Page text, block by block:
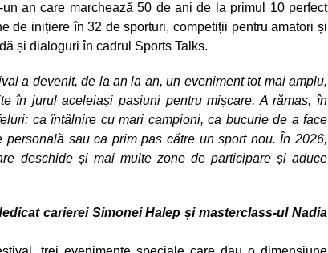
an care marchează 50 de ani de la primul 10 perfect
de inițiere în 32 de sporturi, competiții pentru amatori și
și dialoguri în cadrul Sports Talks.
a devenit, de la an la an, un eveniment tot mai amplu,
în jurul aceleiași pasiuni pentru mișcare. A rămas, în
ca întâlnire cu mari campioni, ca bucurie de a face
sau ca prim pas către un sport nou. În 2026,
deschide și mai multe zone de participare și aduce
carierei Simonei Halep și masterclass-ul Nadia